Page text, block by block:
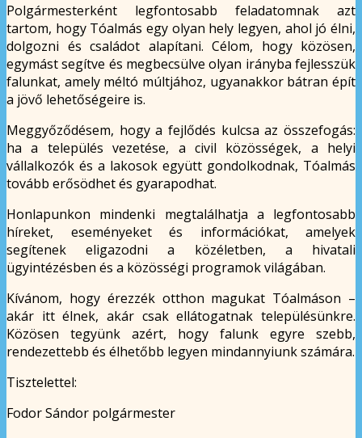
Polgármesterként legfontosabb feladatomnak azt
tartom, hogy Tóalmás egy olyan hely legyen, ahol jó élni,
dolgozni és családot alapítani. Célom, hogy közösen,
egymást segítve és megbecsülve olyan irányba fejlesszük
falunkat, amely méltó múltjához, ugyanakkor bátran épít
a jövő lehetőségeire is.
Meggyőződésem, hogy a fejlődés kulcsa az összefogás:
ha a település vezetése, a civil közösségek, a helyi
vállalkozók és a lakosok együtt gondolkodnak, Tóalmás
tovább erősödhet és gyarapodhat.
Honlapunkon mindenki megtalálhatja a legfontosabb
híreket, eseményeket és információkat, amelyek
segítenek eligazodni a közéletben, a hivatali
ügyintézésben és a közösségi programok világában.
Kívánom, hogy érezzék otthon magukat Tóalmáson –
akár itt élnek, akár csak ellátogatnak településünkre.
Közösen tegyünk azért, hogy falunk egyre szebb,
rendezettebb és élhetőbb legyen mindannyiunk számára.
Tisztelettel:
Fodor Sándor polgármester